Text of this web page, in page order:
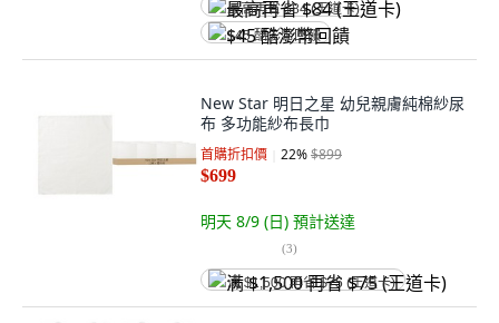
最高再省 $84 (王道卡)
$45 酷澎幣回饋
New Star 明日之星 幼兒親膚純棉紗尿
布 多功能紗布長巾
首購折扣價 22%$899
$699
明天 8/9 (日) 預計送達
(3)
满 $1,500 再省 $75 (王道卡)